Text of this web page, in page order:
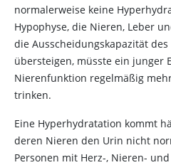
normalerweise keine
Hypophyse, die Nieren, Leber
die Ausscheidungskapazität
übersteigen, müsste ein junger
Nierenfunktion regelmäßig
trinken.
Eine Hyperhydratation kommt
deren Nieren den Urin nicht
Personen mit Herz-, Nieren-